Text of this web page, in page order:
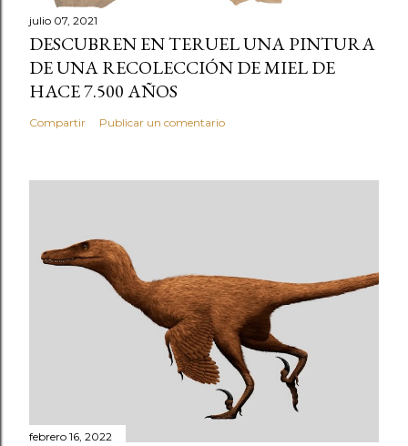
julio 07, 2021
DESCUBREN EN TERUEL UNA PINTURA
DE UNA RECOLECCIÓN DE MIEL DE
HACE 7.500 AÑOS
Compartir Publicar un comentario
febrero 16, 2022